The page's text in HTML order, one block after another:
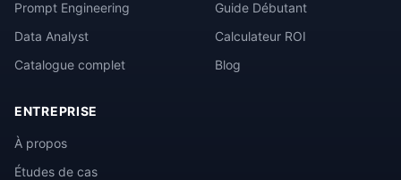
Prompt Engineering
Data Analyst
Catalogue complet
Guide Débutant
Calculateur ROI
Blog
ENTREPRISE
À propos
Études de cas